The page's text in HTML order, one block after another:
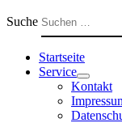
Suche
Startseite
Service
Kontakt